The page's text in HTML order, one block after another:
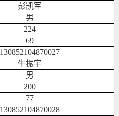
彭凯军
男
224
69
130852104870027
牛振宇
男
200
77
130852104870028